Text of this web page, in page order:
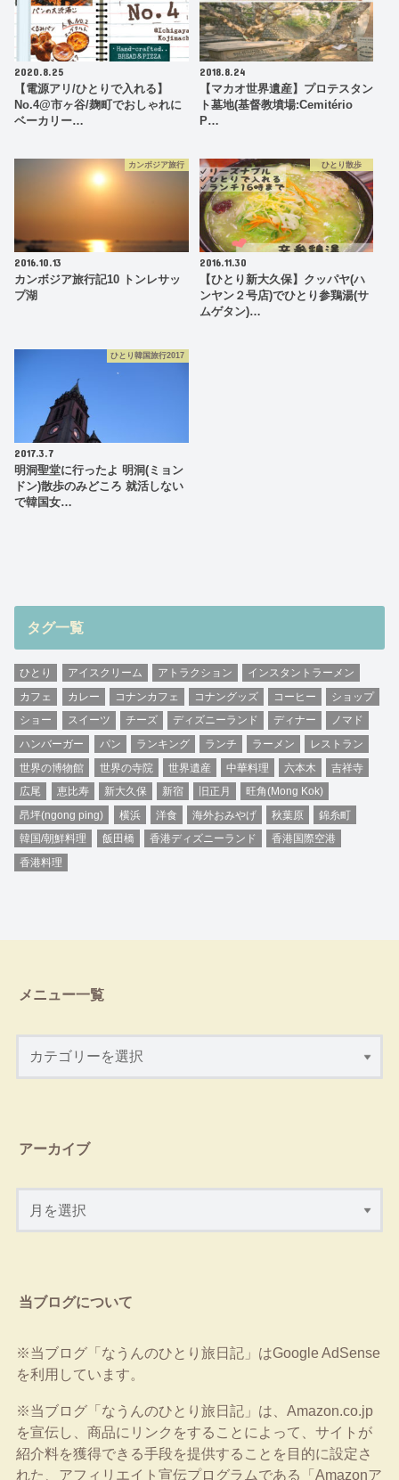
2020.8.25
【電源アリ/ひとりで入れる】
No.4@市ヶ谷/麹町でおしゃれに
ベーカリー…
2018.8.24
【マカオ世界遺産】プロテスタン
ト墓地(基督教墳場:Cemitério
P…
カンボジア旅行
2016.10.13
カンボジア旅行記10 トンレサッ
プ湖
ひとり散歩
2016.11.30
【ひとり新大久保】クッパヤ(ハ
ンヤン２号店)でひとり参鶏湯(サ
ムゲタン)…
ひとり韓国旅行2017
2017.3.7
明洞聖堂に行ったよ 明洞(ミョン
ドン)散歩のみどころ 就活しない
で韓国女…
タグ一覧
ひとり アイスクリーム アトラクション
インスタントラーメン
カフェ
カレー コナンカフェ コナングッズ コーヒー
ショップ
ショー
スイーツ チーズ ディズニーランド ディナー
ノマド
ハンバーガー
パン ランキング ランチ ラーメン
レストラン
世界の博物館
世界の寺院 世界遺産 中華料理 六本木
吉祥寺
広尾
恵比寿 新大久保 新宿 旧正月
旺角(Mong Kok)
昂坪(ngong ping)
横浜 洋食 海外おみやげ 秋葉原
錦糸町
韓国/朝鮮料理
飯田橋 香港ディズニーランド
香港国際空港
香港料理
メニュー一覧
アーカイブ
当ブログについて
※当ブログ「なうんのひとり旅日記」はGoogle AdSense
を利用しています。
※当ブログ「なうんのひとり旅日記」は、Amazon.co.jp
を宣伝し、商品にリンクをすることによって、サイトが
紹介料を獲得できる手段を提供することを目的に設定さ
れた、アフィリエイト宣伝プログラムである「Amazonア